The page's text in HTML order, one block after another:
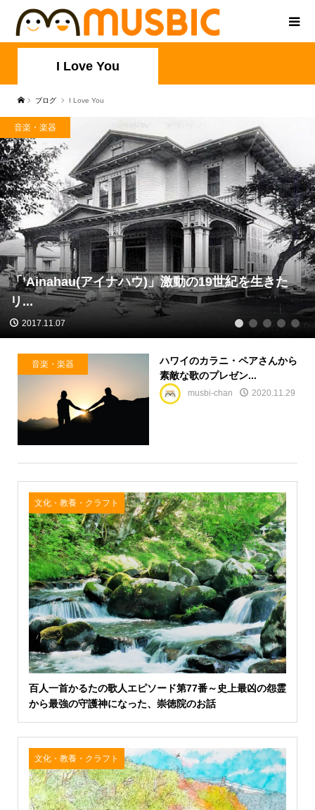
I Love You
ブログ I Love You
音楽・楽器
「’Ainahau(アイナハウ)」激動の19世紀を生きた
リ...
2017.11.07 1 2 3 4 5
音楽・楽器
ハワイのカラニ・ペアさんから
素敵な歌のプレゼン...
musbi-chan 2020.11.29
文化・教養・クラフト
百人一首かるたの歌人エピソード第77番～史上最凶の怨霊
から最強の守護神になった、崇徳院のお話
文化・教養・クラフト